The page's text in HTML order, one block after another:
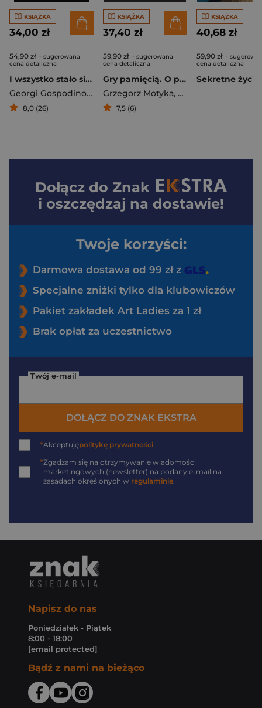
KSIĄŻKA
34,00 zł
54,90 zł - sugerowana
cena detaliczna
I wszystko stało się księżycem
Georgi Gospodinow
8,0 (26)
KSIĄŻKA
37,40 zł
59,90 zł - sugerowana
cena detaliczna
Gry pamięcią. O polityce historycznej, Polsce, Ukrainie i Rosji
Grzegorz Motyka, Andrzej Brzeziecki
7,5 (6)
KSIĄŻKA
40,68 zł
59,90 zł -
cena detaliczna
Dołącz do Znak
i oszczędzaj na dostawie!
Twoje korzyści:
Darmowa dostawa od 99 zł z
Specjalne zniżki tylko dla klubowiczów
Pakiet zakładek Art Ladies za 1 zł
Brak opłat za uczestnictwo
Twój e-mail
DOŁĄCZ DO ZNAK EKSTRA
*Akceptujępolitykę prywatności
*Zgadzam się na otrzymywanie wiadomości
marketingowych (newsletter) na podany e-mail na
zasadach określonych w regulaminie.
Napisz do nas
Poniedziałek - Piątek
8:00 - 18:00
[email protected]
Bądź z nami na bieżąco